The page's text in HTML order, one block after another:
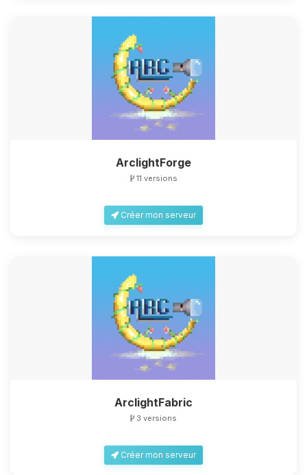
ArclightForge
11 versions
Créer mon serveur
ArclightFabric
3 versions
Créer mon serveur